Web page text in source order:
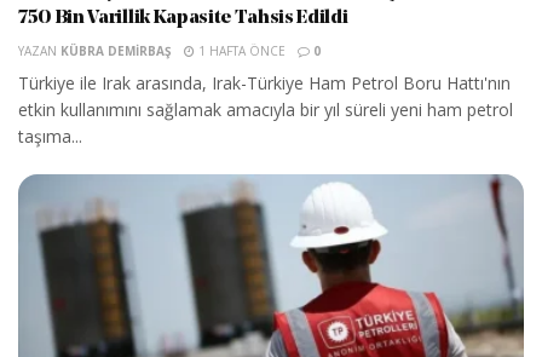
750 Bin Varillik Kapasite Tahsis Edildi
YAZAN KÜBRA DEMIRBAŞ 1 HAFTA ÖNCE 0
Türkiye ile Irak arasında, Irak-Türkiye Ham Petrol Boru Hattı'nın
etkin kullanımını sağlamak amacıyla bir yıl süreli yeni ham petrol
taşıma...